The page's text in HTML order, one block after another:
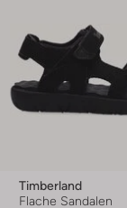
Timberland
Flache Sandalen